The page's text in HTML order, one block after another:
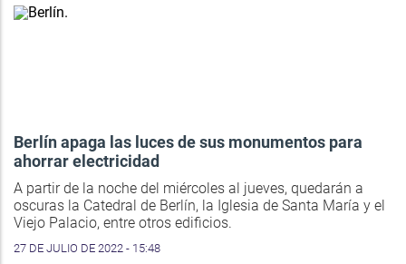
Berlín apaga las luces de sus monumentos para
ahorrar electricidad
A partir de la noche del miércoles al jueves, quedarán a
oscuras la Catedral de Berlín, la Iglesia de Santa María y el
Viejo Palacio, entre otros edificios.
27 DE JULIO DE 2022 - 15:48